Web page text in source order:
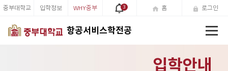
항공서비스학전공
중부대학교 입학정보 WHY중부 3 홈 로그인
입학안내